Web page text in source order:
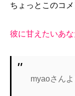
ちょっとこのコ
彼に甘えたいあ
myaoさんよ